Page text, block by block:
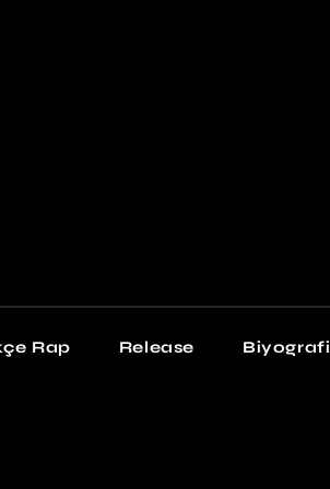
Rap Release Biyografi